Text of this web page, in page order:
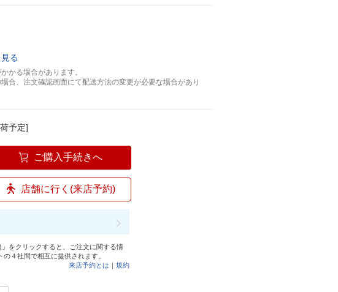
る
かる場合があります。
合、注文確認画面にて配送方法の変更が必要な場合があり
予定]
ご購入手続きへ
店舗に行く(来店予約)
をクリックすると、ご注文に関する情
４社間で相互に提供されます。
来店予約とは ｜規約